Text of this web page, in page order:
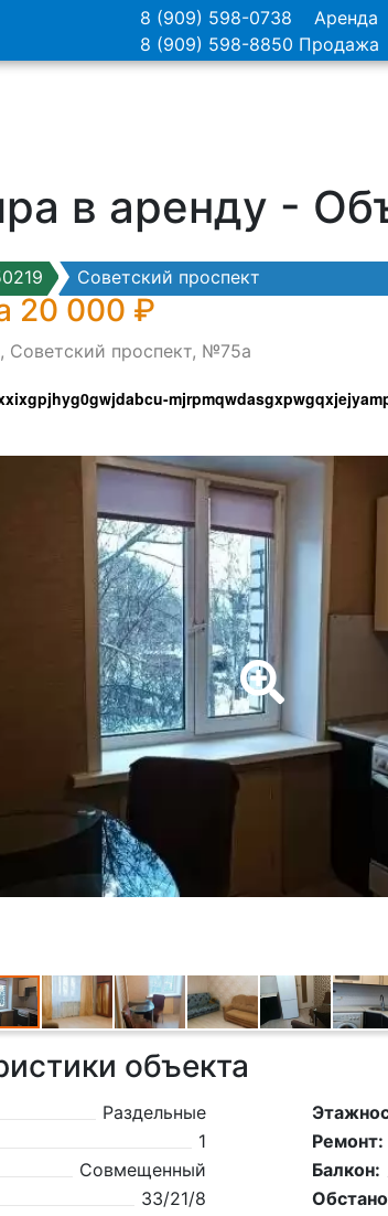
8 (909) 598-0738 Аренда
8 (909) 598-8850 Продажа
в аренду -
Советский проспект
20 000 ₽
Советский проспект, №75а
объекта
Раздельные
1
Совмещенный
33/21/8
Ремонт:
Балкон: